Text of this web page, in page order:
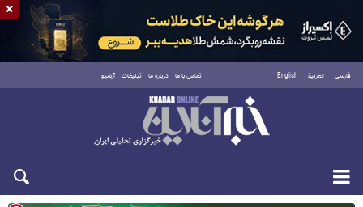
فارسی العربية English تماس با ما درباره ما تبلیغات آرشیو
دوشنبه ۱۹ مرداد ۱۴۰۵
×